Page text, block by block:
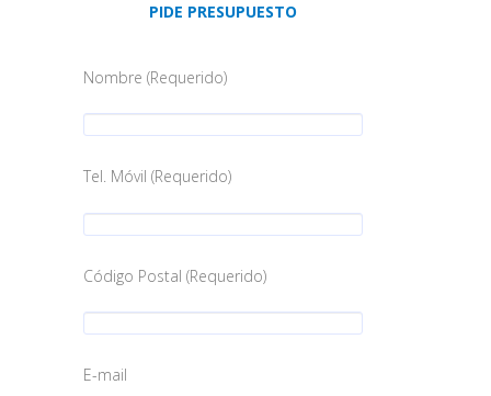
PIDE PRESUPUESTO
Nombre (Requerido)
Tel. Móvil (Requerido)
Código Postal (Requerido)
E-mail